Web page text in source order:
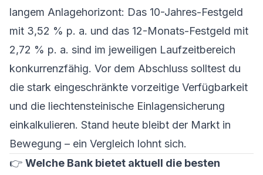
langem Anlagehorizont: Das 10-Jahres-Festgeld
mit 3,52 % p. a. und das 12-Monats-Festgeld mit
2,72 % p. a. sind im jeweiligen Laufzeitbereich
konkurrenzfähig. Vor dem Abschluss solltest du
die stark eingeschränkte vorzeitige Verfügbarkeit
und die liechtensteinische Einlagensicherung
einkalkulieren. Stand heute bleibt der Markt in
Bewegung – ein Vergleich lohnt sich.
👉 Welche Bank bietet aktuell die besten